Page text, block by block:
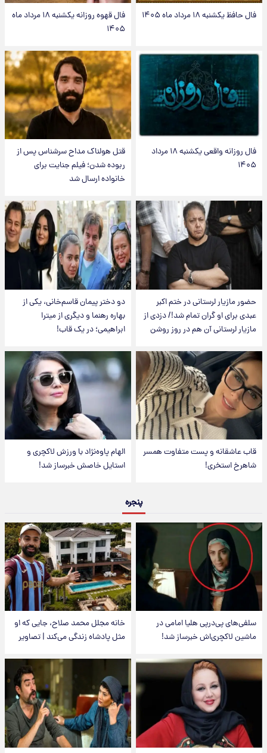
فال حافظ یکشنبه ۱۸ مرداد ماه ۱۴۰۵
فال قهوه روزانه یکشنبه ۱۸ مرداد ماه
۱۴۰۵
فال روزانه واقعی یکشنبه ۱۸ مرداد
۱۴۰۵
قتل هولناک مداح سرشناس پس از
ربوده شدن؛ فیلم جنایت برای
خانواده ارسال شد
حضور مازیار لرستانی در ختم اکبر
عبدی برای او گران تمام شد!/ دزدی از
مازیار لرستانی آن هم در روز روشن
دو دختر پیمان قاسم‌خانی، یکی از
بهاره رهنما و دیگری از میترا
ابراهیمی؛ در یک قاب!
قاب عاشقانه و پست متفاوت همسر
شاهرخ استخری!
الهام پاوه‌نژاد با ورزش لاکچری و
استایل خاصش خبرساز شد!
پنجره
سلفی‌های پی‌درپی هلیا امامی در
ماشین لاکچری‌اش خبرساز شد!
خانه مجلل محمد صلاح، جایی که او
مثل پادشاه زندگی می‌کند | تصاویر